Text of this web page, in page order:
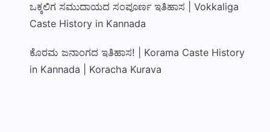
ಒಕ್ಕಲಿಗ ಸಮುದಾಯದ ಸಂಪೂರ್ಣ ಇತಿಹಾಸ | Vokkaliga
Caste History in Kannada
ಕೊರಮ ಜನಾಂಗದ ಇತಿಹಾಸ! | Korama Caste History
in Kannada | Koracha Kurava